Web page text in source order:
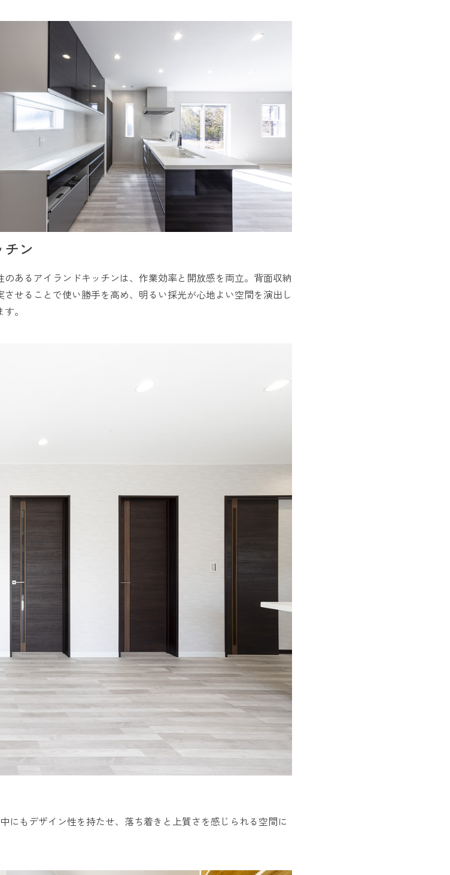
チン
のあるアイランドキッチンは、作業効率と開放感を両立。背面収納
させることで使い勝手を高め、明るい採光が心地よい空間を演出し
。
にもデザイン性を持たせ、落ち着きと上質さを感じられる空間に